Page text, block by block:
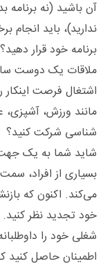
آن باشید (نه برنامه‌
ندارید)، باید انجام
برنامه خود قرار
ملاقات یک دوست
اشتغال فرصت
مانند ورزش،
شناسی شرکت کنید؟
شاید شما به یک
بسیاری از افراد،
می‌کند. اکنون که
خود تجدید نظر کنید.
شغلی خود را
اطمینان حاصل کنید